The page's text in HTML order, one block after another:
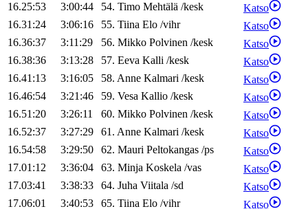
16.25:53
3:00:44 54. Timo Mehtälä /kesk
Katso
16.31:24
3:06:16 55. Tiina Elo /vihr
Katso
16.36:37
3:11:29 56. Mikko Polvinen /kesk
Katso
16.38:36
3:13:28 57. Eeva Kalli /kesk
Katso
16.41:13
3:16:05 58. Anne Kalmari /kesk
Katso
16.46:54
3:21:46 59. Vesa Kallio /kesk
Katso
16.51:20
3:26:11 60. Mikko Polvinen /kesk
Katso
16.52:37
3:27:29 61. Anne Kalmari /kesk
Katso
16.54:58
3:29:50 62. Mauri Peltokangas /ps
Katso
17.01:12
3:36:04 63. Minja Koskela /vas
Katso
17.03:41
3:38:33 64. Juha Viitala /sd
Katso
17.06:01
3:40:53 65. Tiina Elo /vihr
Katso